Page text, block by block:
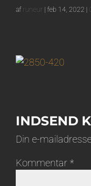
afruneur |feb 14, 2022 |
INDSEND
Din e-
Kommentar*